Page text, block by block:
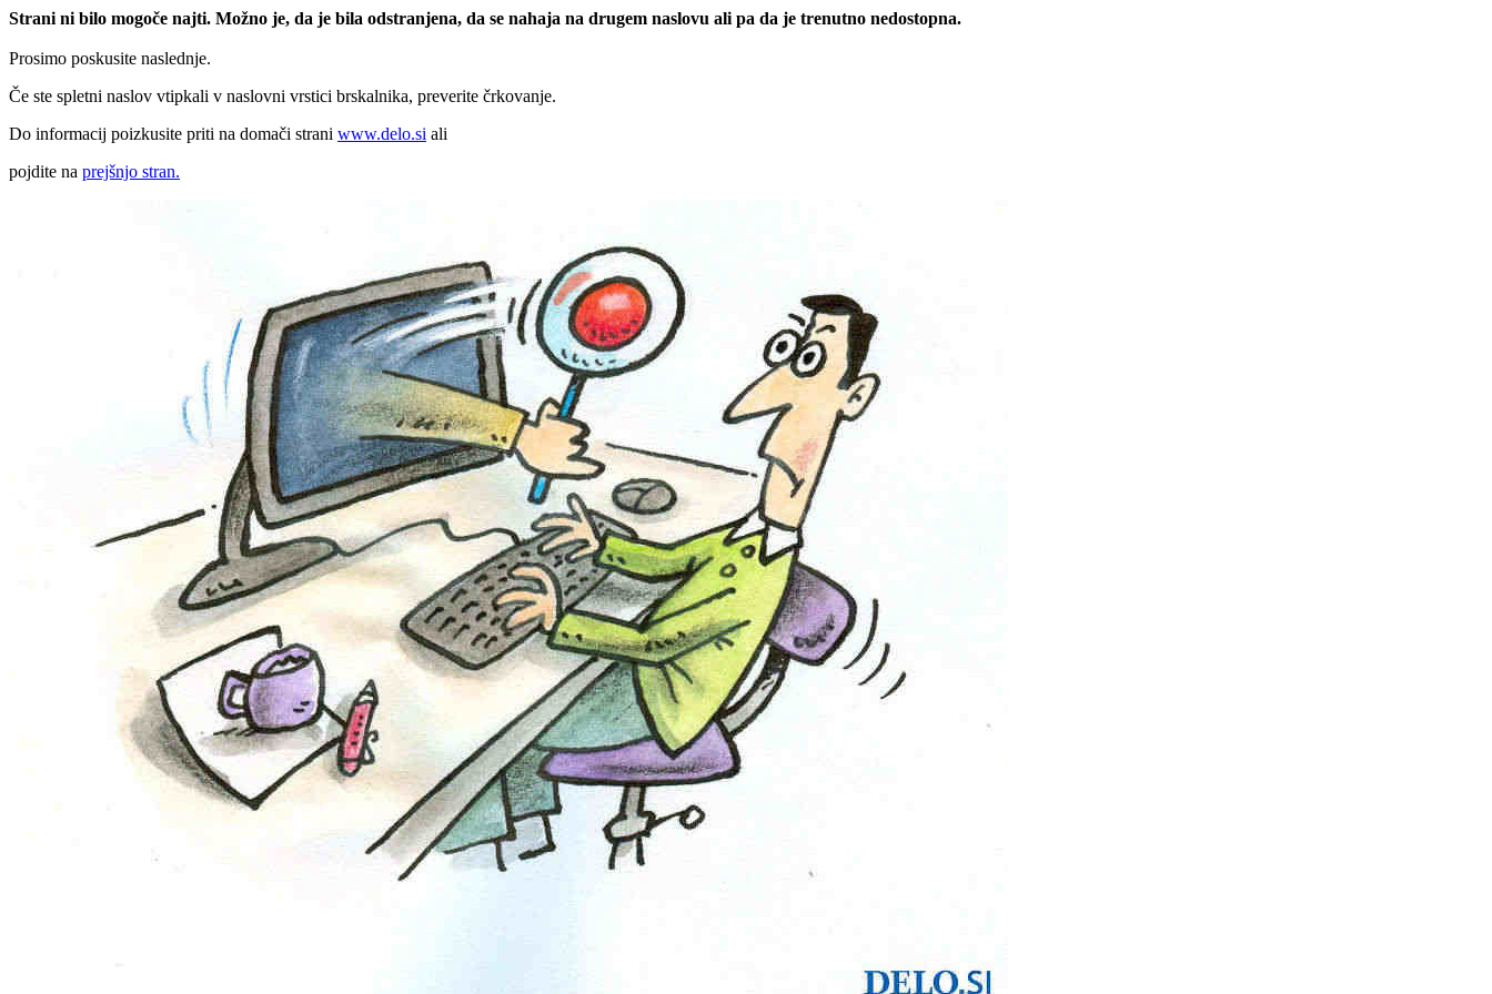
Strani ni bilo mogoče najti. Možno je, da je bila odstranjena, da se nahaja na drugem naslovu ali pa da je trenutno nedostopna.
Prosimo poskusite naslednje.
Če ste spletni naslov vtipkali v naslovni vrstici brskalnika, preverite črkovanje.
Do informacij poizkusite priti na domači strani www.delo.si ali
pojdite na prejšnjo stran.